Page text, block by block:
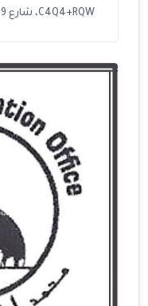
C4Q4+RQW، شارع 9- حي السوق، السوق، الدمام 32242